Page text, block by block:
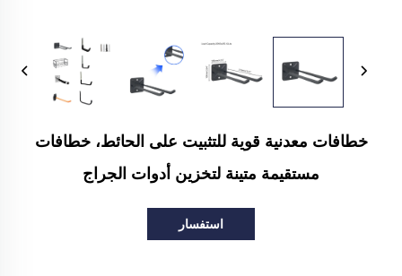
خطافات معدنية قوية للتثبيت على الحائط، خطافات
مستقيمة متينة لتخزين أدوات الجراج
استفسار